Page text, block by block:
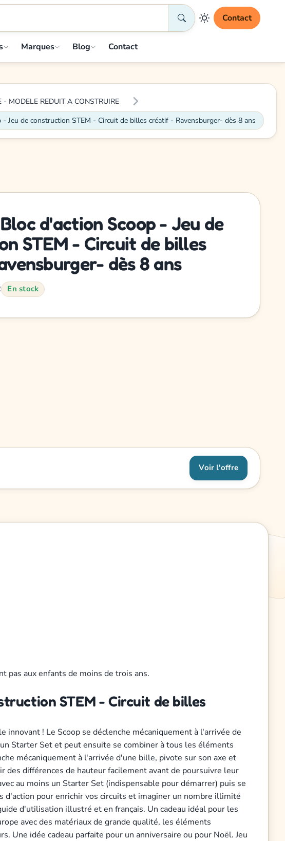
Contact
Marques Blog Contact
MODELE REDUIT A CONSTRUIRE
- Jeu de construction STEM - Circuit de billes créatif - Ravensburger- dès 8 ans
d'action Scoop - Jeu de
STEM - Circuit de billes
dès 8 ans
En stock
Voir l'offre
pas aux enfants de moins de trois ans.
STEM - Circuit de billes
! Le Scoop se déclenche mécaniquement à l'arrivée de
Starter Set et peut ensuite se combiner à tous les éléments
mécaniquement à l'arrivée d'une bille, pivote sur son axe et
des différences de hauteur facilement avant de poursuivre leur
au moins un Starter Set (indispensable pour démarrer) puis se
d'action pour enrichir vos circuits et imaginer un nombre illimité
d'utilisation illustré et en français. Un cadeau idéal pour les
avec des matériaux de grande qualité, les éléments
Une idée cadeau parfaite pour un anniversaire ou pour Noël. Jeu